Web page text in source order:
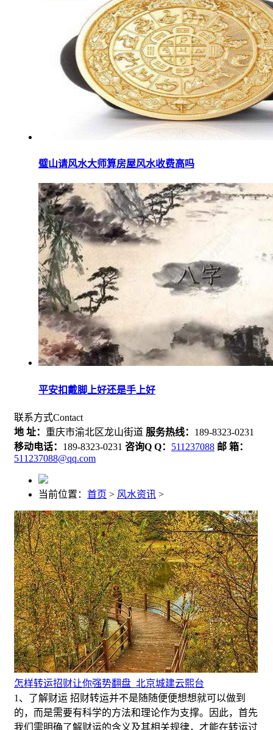
璧山请风水大师算房屋风水收费高吗
平安扣戴脚上好还是手上好
联系方式Contact
地 址： 重庆市渝北区龙山街道 服务热线： 189-8323-0231
移动电话： 189-8323-0231 咨询Q Q： 511237088 邮 箱：
511237088@qq.com
当前位置： 首页 > 风水资讯 >
怎样转运招财让你强势翻盘_北京城建云熙台
1、了解财运 招财转运并不是随随便便想想就可以做到
的，而是需要有科学的方法和理论作为支撑。因此，首先
我们需明确了解财运的含义及其相关规律，才能在转运过